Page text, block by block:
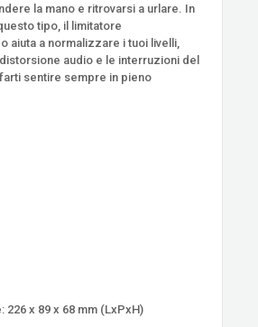
la mano e ritrovarsi a urlare. In
tipo, il limitatore
aiuta a normalizzare i tuoi livelli,
audio e le interruzioni del
sentire sempre in pieno
226 x 89 x 68 mm (LxPxH)